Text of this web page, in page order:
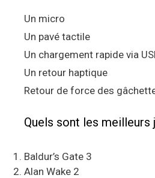
Un micro
Un pavé tactile
Un chargement rapide via
Un retour haptique
Retour de force des
Quels sont les meilleurs
Baldur’s Gate 3
Alan Wake 2